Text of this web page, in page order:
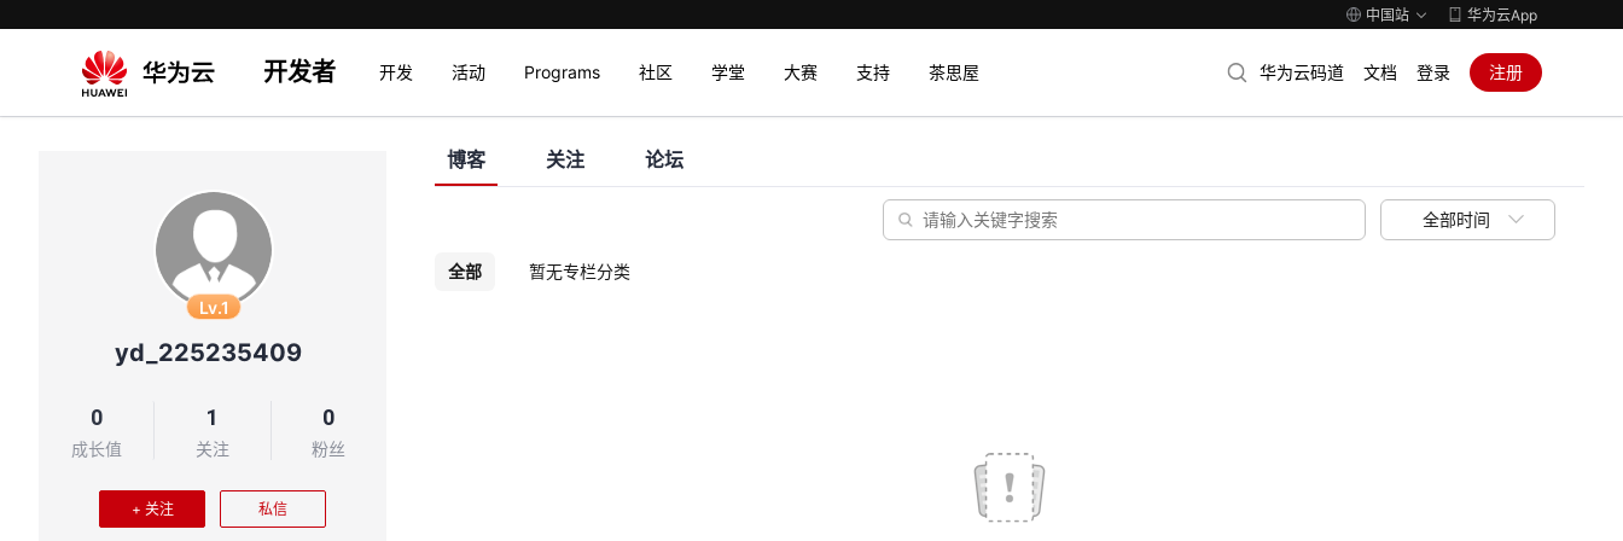
中国站 华为云App
开发者 开发 活动 Programs 社区 学堂 大赛 支持 茶思屋 华为云码道 文档 登录 注册
Lv.1
yd_225235409
0
成长值
1
关注
0
粉丝
+ 关注 私信
博客 关注 论坛
全部时间
全部 暂无专栏分类